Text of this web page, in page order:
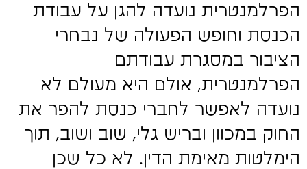
הפרלמנטרית נועדה להגן על עבודת
הכנסת וחופש הפעולה של נבחרי
הציבור במסגרת עבודתם
הפרלמנטרית, אולם היא מעולם לא
נועדה לאפשר לחברי כנסת להפר את
החוק במכוון ובריש גלי, שוב ושוב, תוך
הימלטות מאימת הדין. לא כל שכן